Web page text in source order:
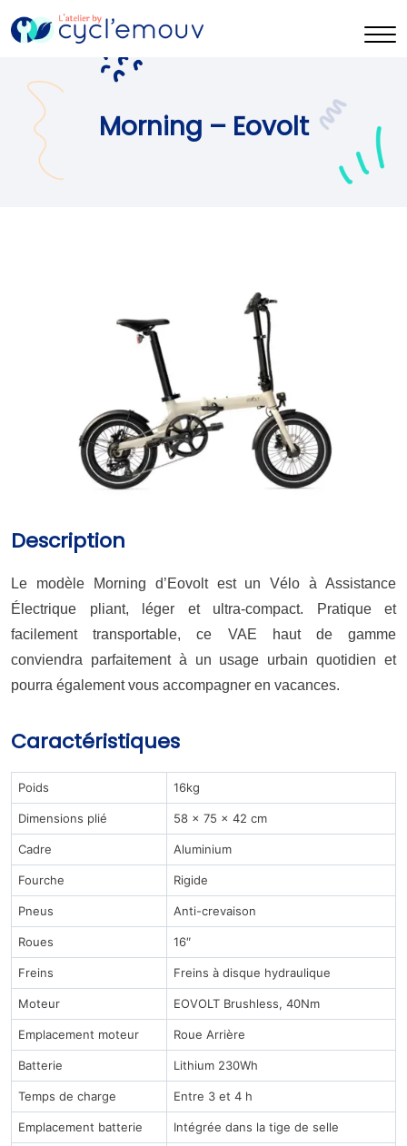
Morning – Eovolt
Description
Le modèle Morning d’Eovolt est un Vélo à Assistance
Électrique pliant, léger et ultra-compact. Pratique et
facilement transportable, ce VAE haut de gamme
conviendra parfaitement à un usage urbain quotidien et
pourra également vous accompagner en vacances.
Caractéristiques
Poids 16kg
Dimensions plié 58 x 75 x 42 cm
Cadre Aluminium
Fourche Rigide
Pneus Anti-crevaison
Roues 16″
Freins Freins à disque hydraulique
Moteur EOVOLT Brushless, 40Nm
Emplacement moteur Roue Arrière
Batterie Lithium 230Wh
Temps de charge Entre 3 et 4 h
Emplacement batterie Intégrée dans la tige de selle